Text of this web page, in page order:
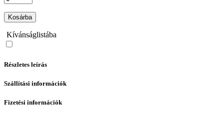
Kosárba
Kívánságlistába
Részletes leírás
Szállítási információk
Fizetési információk